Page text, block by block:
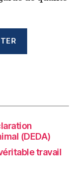
(DEDA)
travail